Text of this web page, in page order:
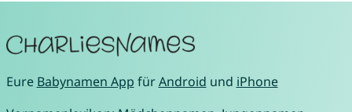
Eure Babynamen App fürAndroid und iPhone